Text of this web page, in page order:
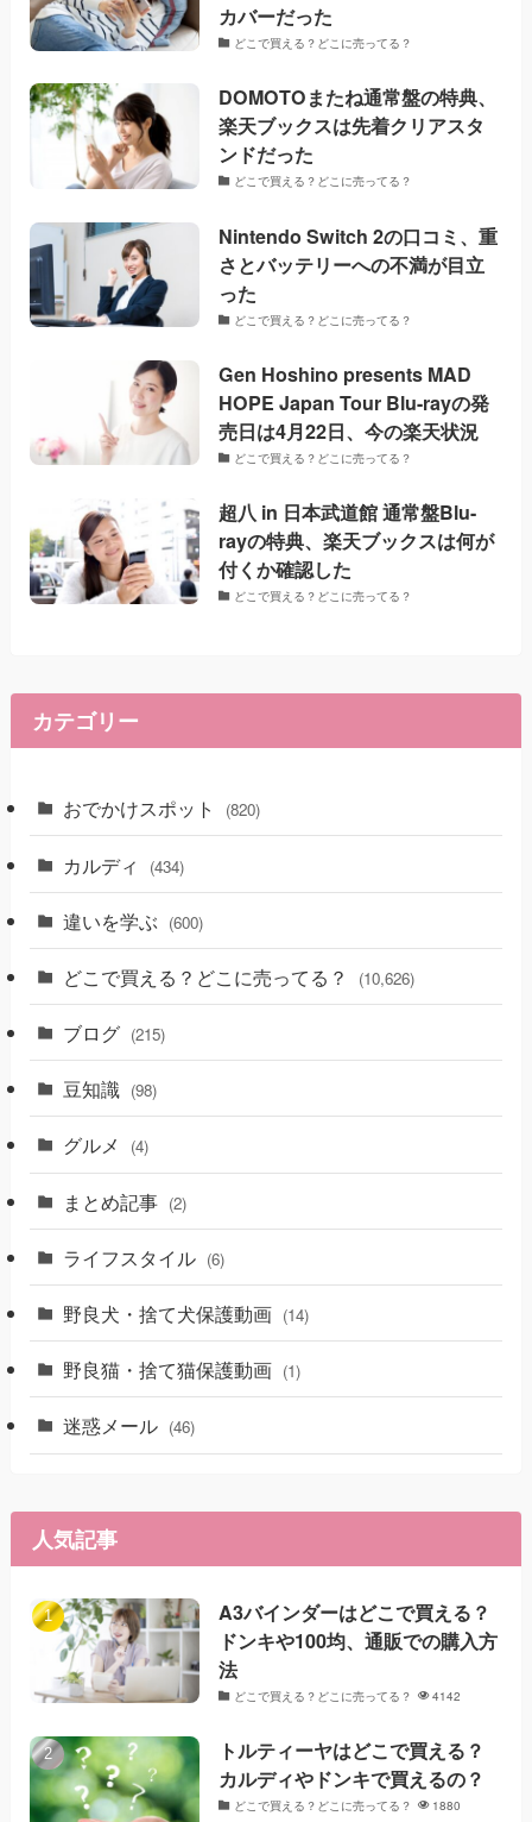
カバーだった
どこで買える？どこに売ってる？
DOMOTOまたね通常盤の特典、
楽天ブックスは先着クリアスタ
ンドだった
どこで買える？どこに売ってる？
Nintendo Switch 2の口コミ、重
さとバッテリーへの不満が目立
った
どこで買える？どこに売ってる？
Gen Hoshino presents MAD
HOPE Japan Tour Blu-rayの発
売日は4月22日、今の楽天状況
どこで買える？どこに売ってる？
超八 in 日本武道館 通常盤Blu-
rayの特典、楽天ブックスは何が
付くか確認した
どこで買える？どこに売ってる？
カテゴリー
おでかけスポット (820)
カルディ (434)
違いを学ぶ (600)
どこで買える？どこに売ってる？ (10,626)
ブログ (215)
豆知識 (98)
グルメ (4)
まとめ記事 (2)
ライフスタイル (6)
野良犬・捨て犬保護動画 (14)
野良猫・捨て猫保護動画 (1)
迷惑メール (46)
人気記事
A3バインダーはどこで買える？
ドンキや100均、通販での購入方
法
どこで買える？どこに売ってる？ 4142
トルティーヤはどこで買える？
カルディやドンキで買えるの？
どこで買える？どこに売ってる？ 1880